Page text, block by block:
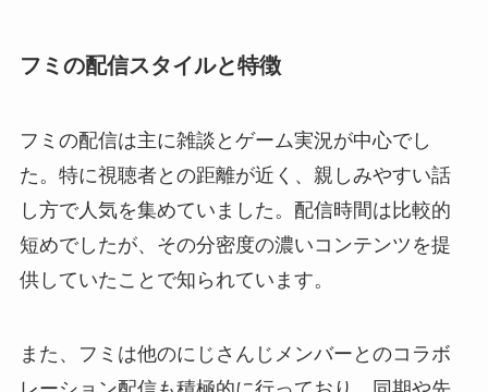
フミの配信スタイルと特徴
フミの配信は主に雑談とゲーム実況が中心でし
た。特に視聴者との距離が近く、親しみやすい話
し方で人気を集めていました。配信時間は比較的
短めでしたが、その分密度の濃いコンテンツを提
供していたことで知られています。
また、フミは他のにじさんじメンバーとのコラボ